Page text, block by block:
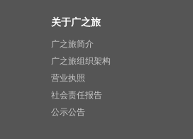
关于广之旅
广之旅简介
广之旅组织架构
营业执照
社会责任报告
公示公告